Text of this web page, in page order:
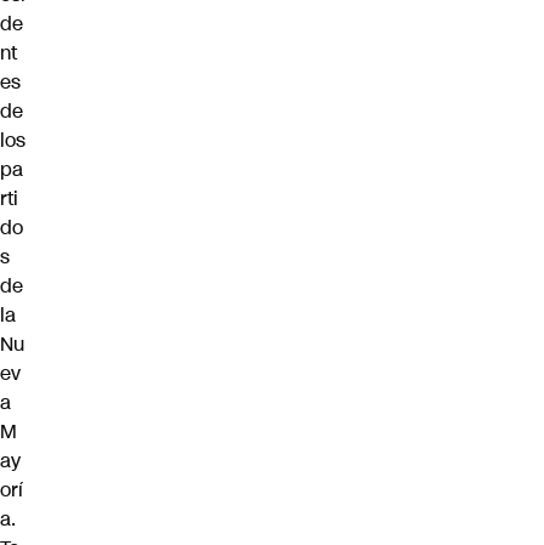
de
nt
es
de
los
pa
rti
do
s
de
la
Nu
ev
a
M
ay
orí
a.